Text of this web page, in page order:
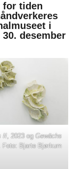
for tiden
i
desember
II, 2023 og Gewächs
Foto: Bjarte Bjørkum